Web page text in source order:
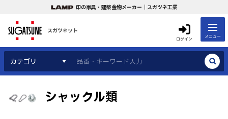
印の家具・建築金物メーカー｜スガツネ工業
スガツネット
ログイン メニュー
カテゴリ
シャックル類